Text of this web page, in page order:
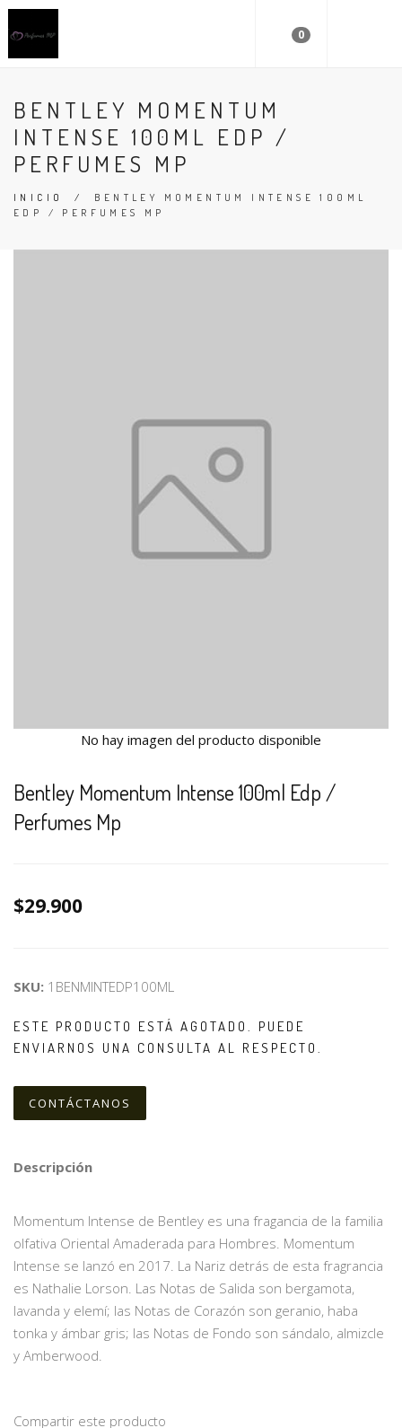
0
BENTLEY MOMENTUM
INTENSE 100ML EDP /
PERFUMES MP
INICIO / BENTLEY MOMENTUM INTENSE 100ML
EDP / PERFUMES MP
No hay imagen del producto disponible
Bentley Momentum Intense 100ml Edp /
Perfumes Mp
$29.900
SKU: 1BENMINTEDP100ML
ESTE PRODUCTO ESTÁ AGOTADO. PUEDE
ENVIARNOS UNA CONSULTA AL RESPECTO.
CONTÁCTANOS
Descripción
Momentum Intense de Bentley es una fragancia de la familia
olfativa Oriental Amaderada para Hombres. Momentum
Intense se lanzó en 2017. La Nariz detrás de esta fragrancia
es Nathalie Lorson. Las Notas de Salida son bergamota,
lavanda y elemí; las Notas de Corazón son geranio, haba
tonka y ámbar gris; las Notas de Fondo son sándalo, almizcle
y Amberwood.
Compartir este producto